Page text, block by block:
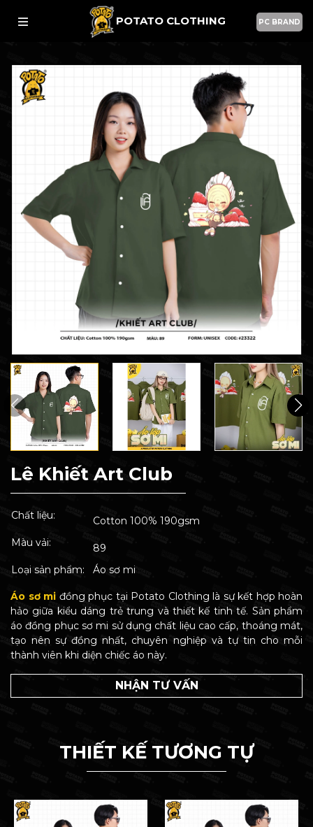
POTATO CLOTHING PC BRAND
Lê Khiết Art Club
Chất liệu:
Cotton 100% 190gsm
Màu vải:
89
Loại sản phẩm:
Áo sơ mi
Áo sơ mi đồng phục tại Potato Clothing là sự kết hợp hoàn
hảo giữa kiểu dáng trẻ trung và thiết kế tinh tế. Sản phẩm
áo đồng phục sơ mi sử dụng chất liệu cao cấp, thoáng mát,
tạo nên sự đồng nhất, chuyên nghiệp và tự tin cho mỗi
thành viên khi diện chiếc áo này.
NHẬN TƯ VẤN
THIẾT KẾ TƯƠNG TỰ